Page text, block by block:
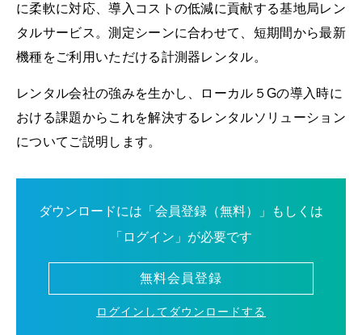
に柔軟に対応、導入コストの低減に貢献する基地局レン
タルサービス。測定シーンに合わせて、短期間から最新
機種をご利用いただける計測器レンタル。
レンタル会社の強みを生かし、ローカル５Gの導入時に
おける課題からこれを解決するレンタルソリューション
についてご説明します。
ダウンロードには「会員登録（無料）」もしくは
「ログイン」が必要です
無料会員登録
ログインしてダウンロードする